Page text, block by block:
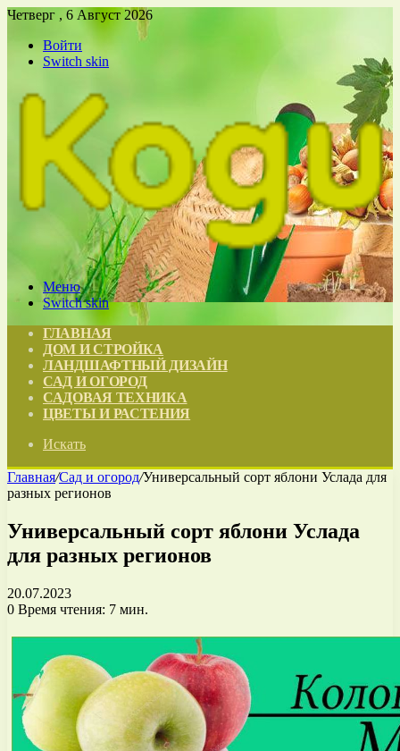
Четверг , 6 Август 2026
Войти
Switch skin
Меню
Switch skin
ГЛАВНАЯ
ДОМ И СТРОЙКА
ЛАНДШАФТНЫЙ ДИЗАЙН
САД И ОГОРОД
САДОВАЯ ТЕХНИКА
ЦВЕТЫ И РАСТЕНИЯ
Искать
Главная/Сад и огород/Универсальный сорт яблони Услада для
разных регионов
Универсальный сорт яблони Услада
для разных регионов
20.07.2023
0 Время чтения: 7 мин.